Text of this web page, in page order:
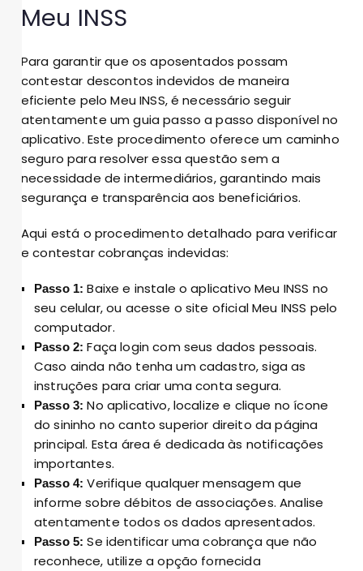
Meu INSS
Para garantir que os aposentados possam
contestar descontos indevidos de maneira
eficiente pelo Meu INSS, é necessário seguir
atentamente um guia passo a passo disponível no
aplicativo. Este procedimento oferece um caminho
seguro para resolver essa questão sem a
necessidade de intermediários, garantindo mais
segurança e transparência aos beneficiários.
Aqui está o procedimento detalhado para verificar
e contestar cobranças indevidas:
Passo 1: Baixe e instale o aplicativo Meu INSS no
seu celular, ou acesse o site oficial Meu INSS pelo
computador.
Passo 2: Faça login com seus dados pessoais.
Caso ainda não tenha um cadastro, siga as
instruções para criar uma conta segura.
Passo 3: No aplicativo, localize e clique no ícone
do sininho no canto superior direito da página
principal. Esta área é dedicada às notificações
importantes.
Passo 4: Verifique qualquer mensagem que
informe sobre débitos de associações. Analise
atentamente todos os dados apresentados.
Passo 5: Se identificar uma cobrança que não
reconhece, utilize a opção fornecida